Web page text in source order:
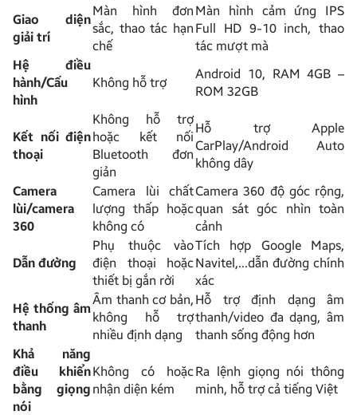
Giao diện
giải trí
Màn hình đơn
sắc, thao tác hạn
chế
Màn hình cảm ứng IPS
Full HD 9-10 inch, thao
tác mượt mà
Hệ điều
hành/Cấu
hình
Không hỗ trợ
Android 10, RAM 4GB –
ROM 32GB
Kết nối điện
thoại
Không hỗ trợ
hoặc kết nối
Bluetooth đơn
giản
Hỗ trợ Apple
CarPlay/Android Auto
không dây
Camera
lùi/camera
360
Camera lùi chất
lượng thấp hoặc
không có
Camera 360 độ góc rộng,
quan sát góc nhìn toàn
cảnh
Dẫn đường
Phụ thuộc vào
điện thoại hoặc
thiết bị gắn rời
Tích hợp Google Maps,
Navitel,…dẫn đường chính
xác
Hệ thống âm
thanh
Âm thanh cơ bản,
không hỗ trợ
nhiều định dạng
Hỗ trợ định dạng âm
thanh/video đa dạng, âm
thanh sống động hơn
Khả năng
điều khiển
bằng giọng
nói
Không có hoặc
nhận diện kém
Ra lệnh giọng nói thông
minh, hỗ trợ cả tiếng Việt